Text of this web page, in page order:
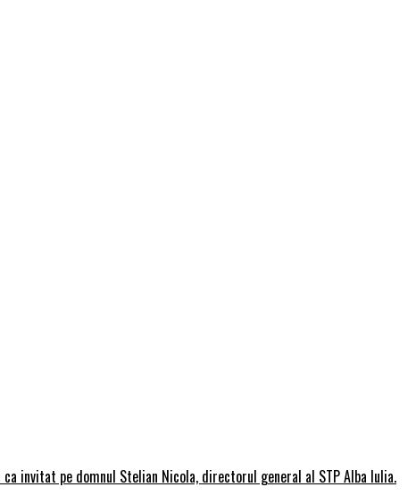
ca invitat pe domnul Stelian Nicola, directorul general al STP Alba Iulia.